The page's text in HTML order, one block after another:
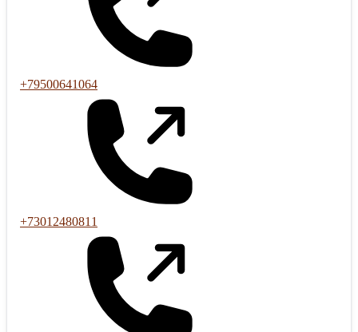
+79500641064
+73012480811